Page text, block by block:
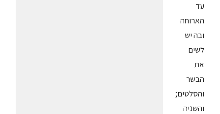
עד
הארוחה
ובה יש
לשים
את
הבשר
והסלטים;
והשניה